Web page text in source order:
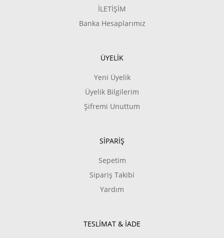
İLETİŞİM
Banka Hesaplarımız
ÜYELİK
Yeni Üyelik
Üyelik Bilgilerim
Şifremi Unuttum
SİPARİŞ
Sepetim
Sipariş Takibi
Yardım
TESLİMAT & İADE